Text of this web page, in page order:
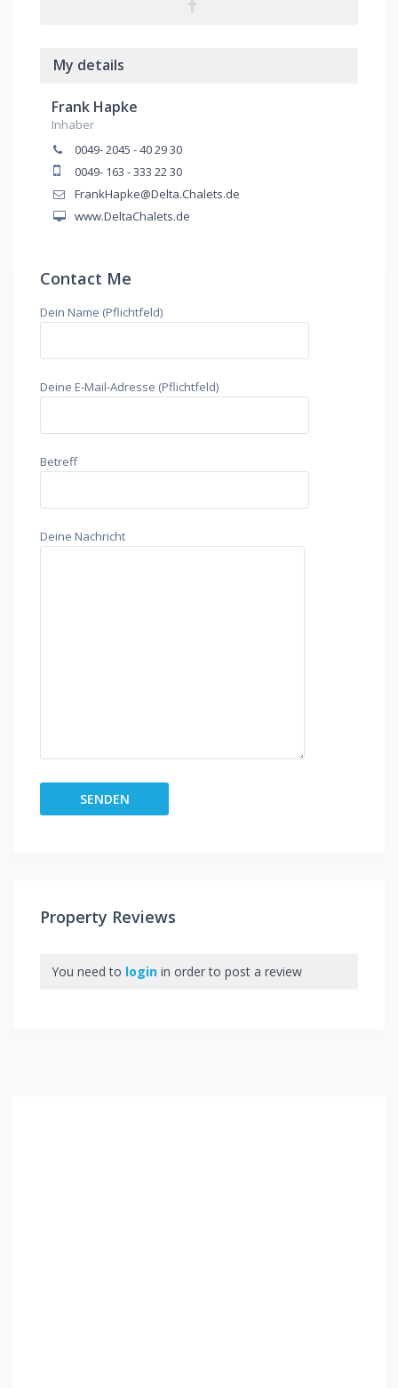
My details
Frank Hapke
Inhaber
0049- 2045 - 40 29 30
0049- 163 - 333 22 30
FrankHapke@Delta.Chalets.de
www.DeltaChalets.de
Contact Me
Dein Name (Pflichtfeld)
Deine E-Mail-Adresse (Pflichtfeld)
Betreff
Deine Nachricht
Property Reviews
You need to login in order to post a review